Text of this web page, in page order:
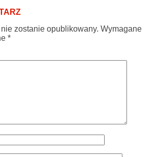
zostanie opublikowany. Wymagane
*